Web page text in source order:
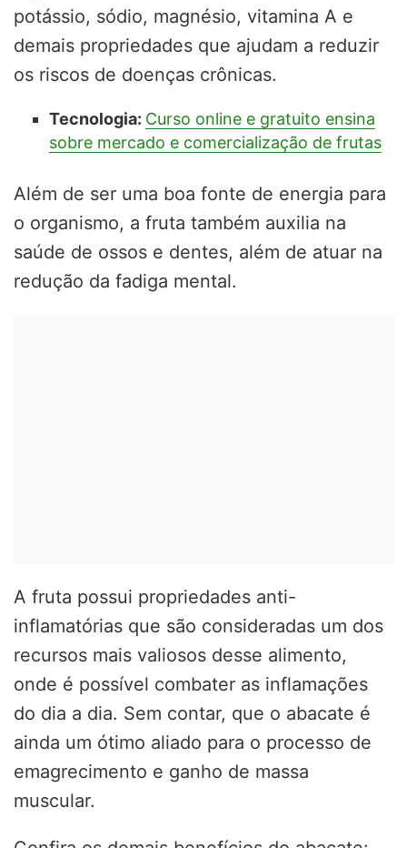
potássio, sódio, magnésio, vitamina A e
demais propriedades que ajudam a reduzir
os riscos de doenças crônicas.
Tecnologia: Curso online e gratuito ensina
sobre mercado e comercialização de frutas
Além de ser uma boa fonte de energia para
o organismo, a fruta também auxilia na
saúde de ossos e dentes, além de atuar na
redução da fadiga mental.
A fruta possui propriedades anti-
inflamatórias que são consideradas um dos
recursos mais valiosos desse alimento,
onde é possível combater as inflamações
do dia a dia. Sem contar, que o abacate é
ainda um ótimo aliado para o processo de
emagrecimento e ganho de massa
muscular.